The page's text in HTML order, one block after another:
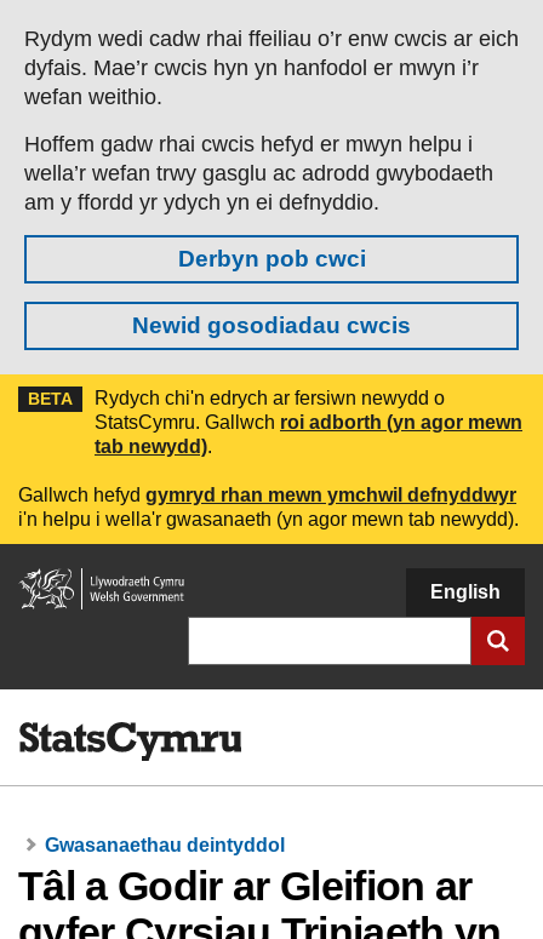
Skip to main content
Rydym wedi cadw rhai ffeiliau o’r enw cwcis ar eich
dyfais. Mae’r cwcis hyn yn hanfodol er mwyn i’r
wefan weithio.
Hoffem gadw rhai cwcis hefyd er mwyn helpu i
wella’r wefan trwy gasglu ac adrodd gwybodaeth
am y ffordd yr ydych yn ei defnyddio.
Derbyn pob cwci
Newid gosodiadau cwcis
BETA
Rydych chi'n edrych ar fersiwn newydd o
StatsCymru. Gallwch roi adborth (yn agor mewn
tab newydd).
Gallwch hefyd gymryd rhan mewn ymchwil defnyddwyr
i'n helpu i wella'r gwasanaeth (yn agor mewn tab newydd).
Llywodraeth
Cymru
English
Gwasanaethau deintyddol
Tâl a Godir ar Gleifion ar